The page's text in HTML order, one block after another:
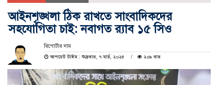
আইনশৃঙ্খলা ঠিক রাখতে সাংবাদিকদের
সহযোগিতা চাই: নবাগত র‍্যাব ১৫ সিও
রিপোর্টার নাম
আপডেট টাইম : শুক্রবার, ৭ মার্চ, ২০২৫
২০৯ বার